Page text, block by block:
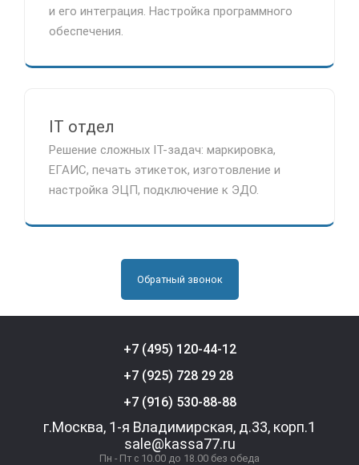
и его интеграция. Настройка программного
обеспечения.
IT отдел
Решение сложных IT-задач: маркировка,
ЕГАИС, печать этикеток, изготовление и
настройка ЭЦП, подключение к ЭДО.
Обратный звонок
+7 (495) 120-44-12
+7 (925) 728 29 28
+7 (916) 530-88-88
г.Москва, 1-я Владимирская, д.33, корп.1
sale@kassa77.ru
Пн - Пт с 10.00 до 18.00 без обеда